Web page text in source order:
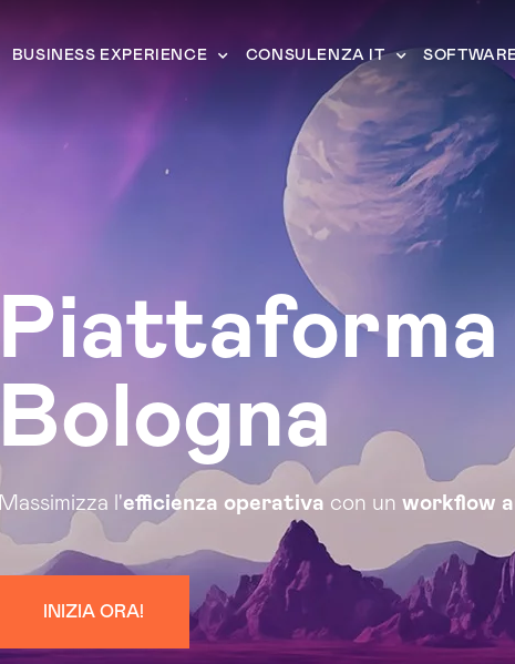
BUSINESS EXPERIENCE CONSULENZA IT
Piattaforma
Bologna
Massimizza l'efficienza operativa con un workflow
INIZIA ORA!